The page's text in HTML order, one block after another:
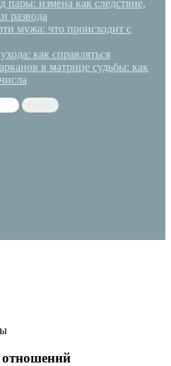
пары: измена как следствие,
развода
мужа: что происходит с
как справляться
в матрице судьбы: как